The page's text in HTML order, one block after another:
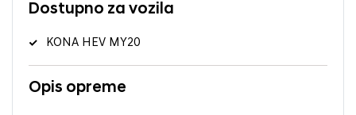
Dostupno za vozila
KONA HEV MY20
Opis opreme